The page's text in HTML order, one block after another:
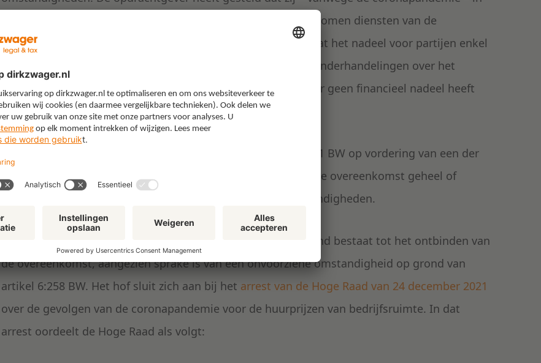
het geheel geen gebruik meer kon maken van de overeengekomen diensten van de
opdrachtnemer. Daarnaast heeft de opdrachtgever gesteld dat het nadeel voor partijen enkel
bestaat uit de tijd en energie die zij hebben besteed aan de onderhandelingen over het
sluiten van de overeenkomst en dat de opdrachtnemer verder geen financieel nadeel heeft
geleden, nu de diensten niet zijn uitgevoerd.
Het hof heeft vooropgesteld dat het volgens artikel 6:258 lid 1 BW op vordering van een der
partijen de gevolgen van een overeenkomst kan wijzigen of de overeenkomst geheel of
gedeeltelijk kan ontbinden op grond van onvoorziene omstandigheden.
Het hof concludeert in het arrest dat in deze situatie een grond bestaat tot het ontbinden van
de overeenkomst, aangezien sprake is van een onvoorziene omstandigheid op grond van
artikel 6:258 BW. Het hof sluit zich aan bij het arrest van de Hoge Raad van 24 december 2021
over de gevolgen van de coronapandemie voor de huurprijzen van bedrijfsruimte. In dat
arrest oordeelt de Hoge Raad als volgt: